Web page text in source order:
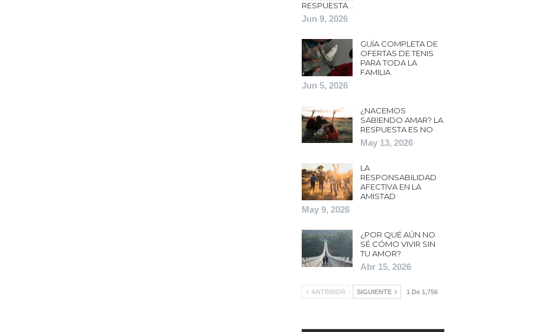
RESPUESTA…
Jun 9, 2026
GUÍA COMPLETA DE
OFERTAS DE TENIS
PARA TODA LA
FAMILIA
Jun 5, 2026
¿NACEMOS
SABIENDO AMAR? LA
RESPUESTA ES NO
May 13, 2026
LA
RESPONSABILIDAD
AFECTIVA EN LA
AMISTAD
May 9, 2026
¿POR QUÉ AÚN NO
SÉ CÓMO VIVIR SIN
TU AMOR?
Abr 15, 2026
ANTERIOR SIGUIENTE 1 De 1,756